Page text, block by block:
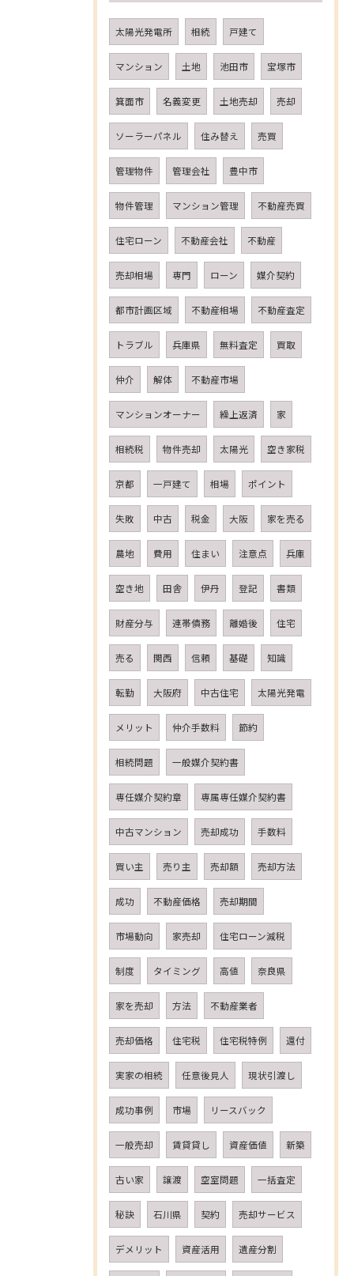
太陽光発電所 相続 戸建て
マンション 土地 池田市 宝塚市
箕面市 名義変更 土地売却 売却
ソーラーパネル 住み替え 売買
管理物件 管理会社 豊中市
物件管理 マンション管理 不動産売買
住宅ローン 不動産会社 不動産
売却相場 専門 ローン 媒介契約
都市計画区域 不動産相場 不動産査定
トラブル 兵庫県 無料査定 買取
仲介 解体 不動産市場
マンションオーナー 繰上返済 家
相続税 物件売却 太陽光 空き家税
京都 一戸建て 相場 ポイント
失敗 中古 税金 大阪 家を売る
農地 費用 住まい 注意点 兵庫
空き地 田舎 伊丹 登記 書類
財産分与 連帯債務 離婚後 住宅
売る 関西 信頼 基礎 知識
転勤 大阪府 中古住宅 太陽光発電
メリット 仲介手数料 節約
相続問題 一般媒介契約書
専任媒介契約章 専属専任媒介契約書
中古マンション 売却成功 手数料
買い主 売り主 売却額 売却方法
成功 不動産価格 売却期間
市場動向 家売却 住宅ローン減税
制度 タイミング 高値 奈良県
家を売却 方法 不動産業者
売却価格 住宅税 住宅税特例 還付
実家の相続 任意後見人 現状引渡し
成功事例 市場 リースバック
一般売却 賃貸貸し 資産価値 新築
古い家 譲渡 空室問題 一括査定
秘訣 石川県 契約 売却サービス
デメリット 資産活用 遺産分割